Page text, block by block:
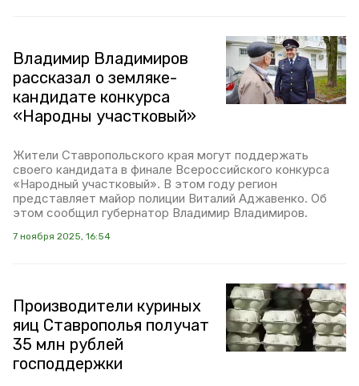
Владимир Владимиров
рассказал о земляке-
кандидате конкурса
«Народны участковый»
Жители Ставропольского края могут поддержать
своего кандидата в финале Всероссийского конкурса
«Народный участковый». В этом году регион
представляет майор полиции Виталий Аджавенко. Об
этом сообщил губернатор Владимир Владимиров.
7 ноября 2025, 16:54
Производители куриных
яиц Ставрополья получат
35 млн рублей
господдержки